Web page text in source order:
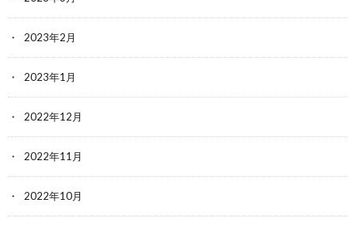
2023年2月
2023年1月
2022年12月
2022年11月
2022年10月